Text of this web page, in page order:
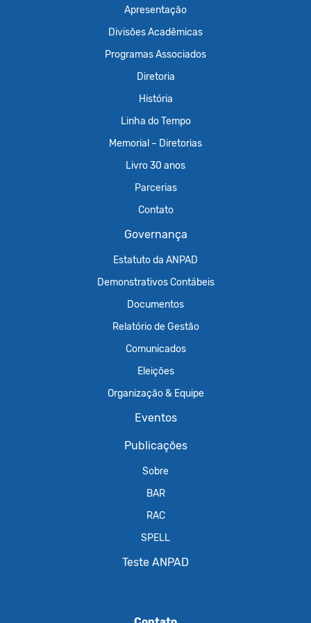
Apresentação
Divisões Acadêmicas
Programas Associados
Diretoria
História
Linha do Tempo
Memorial – Diretorias
Livro 30 anos
Parcerias
Contato
Governança
Estatuto da ANPAD
Demonstrativos Contábeis
Documentos
Relatório de Gestão
Comunicados
Eleições
Organização & Equipe
Eventos
Publicações
Sobre
BAR
RAC
SPELL
Teste ANPAD